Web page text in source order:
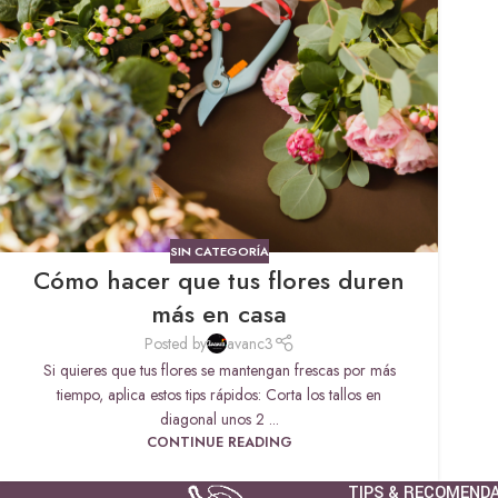
SIN CATEGORÍA
Cómo hacer que tus flores duren
más en casa
Posted by
avanc3
Si quieres que tus flores se mantengan frescas por más
tiempo, aplica estos tips rápidos: Corta los tallos en
diagonal unos 2 ...
CONTINUE READING
TIPS &